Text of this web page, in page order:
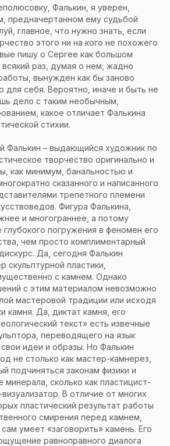
Фалькин, я уверен,
предначертанном ему судьбой
главное, что нужно знать, если
этого ни на кого не похожего
пишу о Сергее как большом
раз, думая о нем, жадно
вынужден как бы заново
для себя. Вероятно, иначе и быть не
дело с таким необычным,
какое отличает Фалькина
стихии.
Фалькин – выдающийся художник по
творчество оригинально и
как минимум, банальностью и
сказанного и написанного
трепетного племени
Фигура Фалькина,
и многограннее, а потому
погружения в феномен его
чем просто комплиментарный
Да, сегодня Фалькин
скульптурной пластики,
с камнем. Однако
с этим материалом невозможно
мастеровой традиции или исходя
камня. Да, диктат камня, его
текст» есть извечные
переводящего на язык
идеи и образы. Но Фалькин
не столько как мастер-камнерез,
подчиняться законам физики и
минерала, сколько как пластицист-
В отличие от многих
пластический результат работы
смирения перед камнем,
умеет «заговорить» камень. Его
равноправного диалога